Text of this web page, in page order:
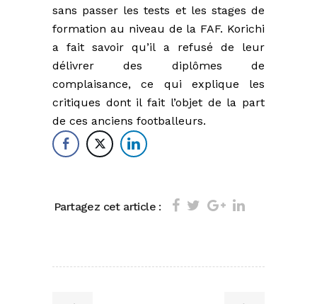
sans passer les tests et les stages de
formation au niveau de la FAF. Korichi
a fait savoir qu’il a refusé de leur
délivrer des diplômes de
complaisance, ce qui explique les
critiques dont il fait l’objet de la part
de ces anciens footballeurs.
Partagez cet article :